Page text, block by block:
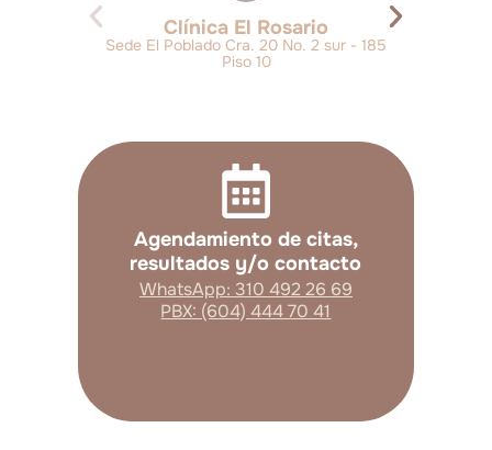
Clínica El Rosario
Sede El Poblado Cra. 20 No. 2 sur - 185
Piso 10
Agendamiento de citas,
resultados y/o contacto
WhatsApp: 310 492 26 69
PBX: (604) 444 70 41